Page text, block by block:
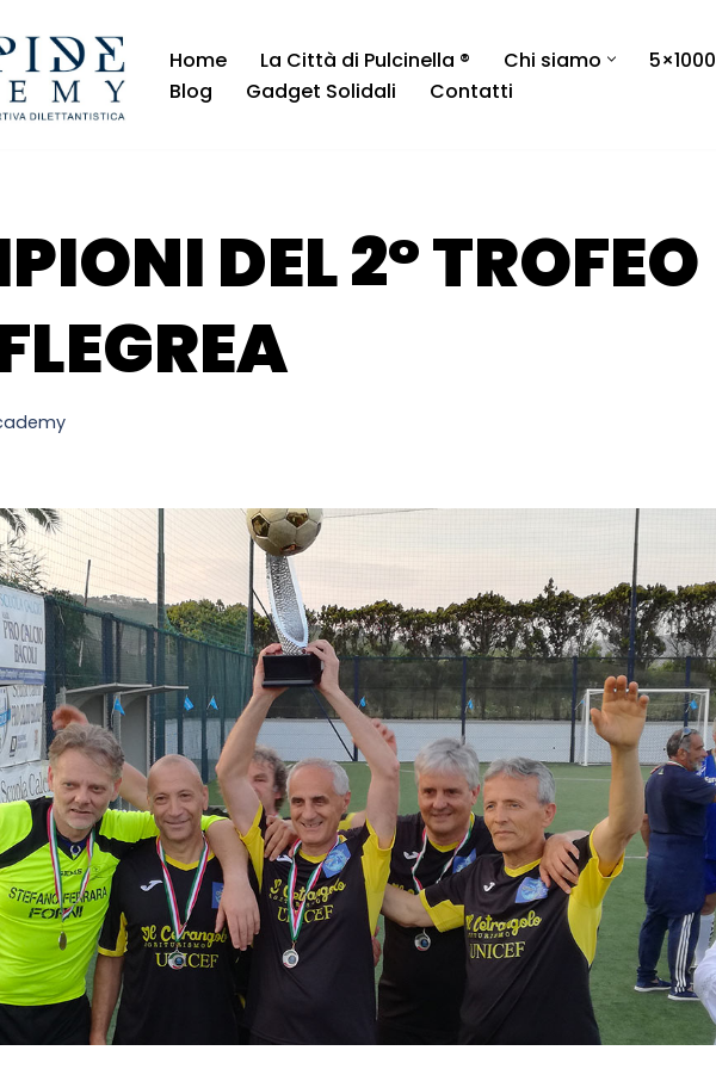
Home La Città di Pulcinella ® Chi siamo 5×1000
Blog
Gadget Solidali Contatti
DEL 2° TROFEO